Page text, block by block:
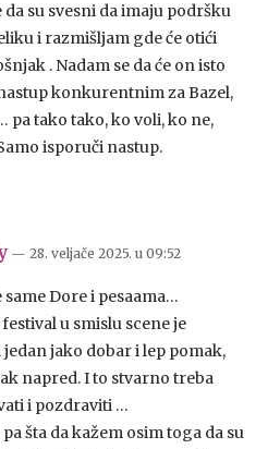
da su svesni da imaju podršku
i razmišljam gde će otići
. Nadam se da će on isto
konkurentnim za Bazel,
pa tako tako, ko voli, ko ne,
isporuči nastup.
— 28. veljače 2025. u 09:52
same Dore i pesaama…
u smislu scene je
jako dobar i lep pomak,
napred. I to stvarno treba
i pozdraviti …
šta da kažem osim toga da su